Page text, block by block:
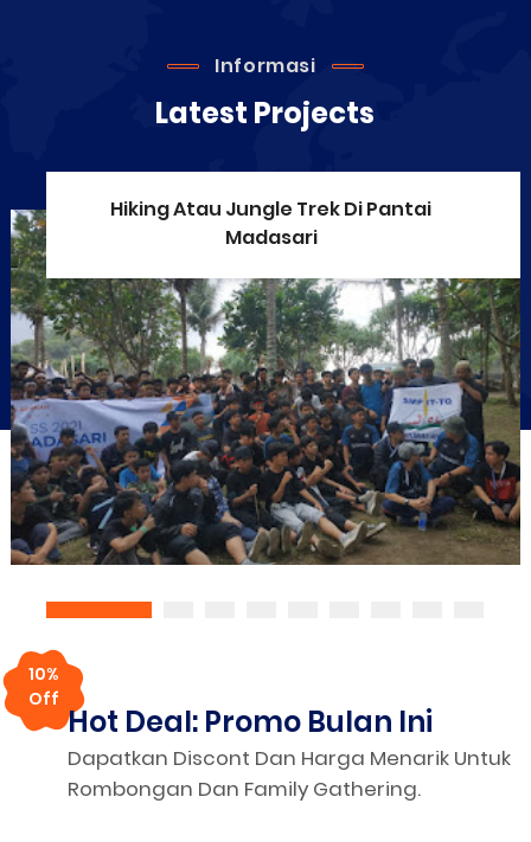
Informasi
Latest Projects
Hiking Atau Jungle Trek Di Pantai
Madasari
Hot Deal: Promo Bulan Ini
10%
Off
Dapatkan Discont Dan Harga Menarik Untuk
Rombongan Dan Family Gathering.